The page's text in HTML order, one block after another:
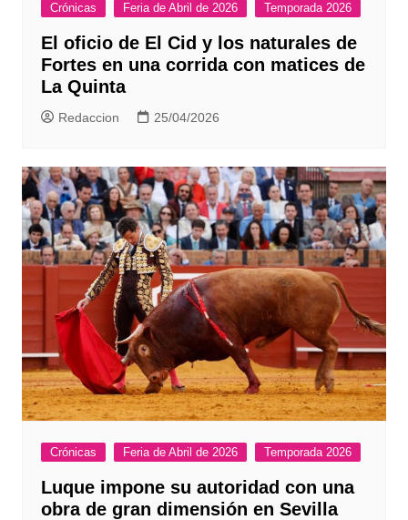
Crónicas Feria de Abril de 2026 Temporada 2026
El oficio de El Cid y los naturales de
Fortes en una corrida con matices de
La Quinta
Redaccion 25/04/2026
Crónicas Feria de Abril de 2026 Temporada 2026
Luque impone su autoridad con una
obra de gran dimensión en Sevilla